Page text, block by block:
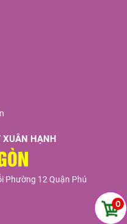
XUÂN HẠNH
Phường 12 Quận Phú
0